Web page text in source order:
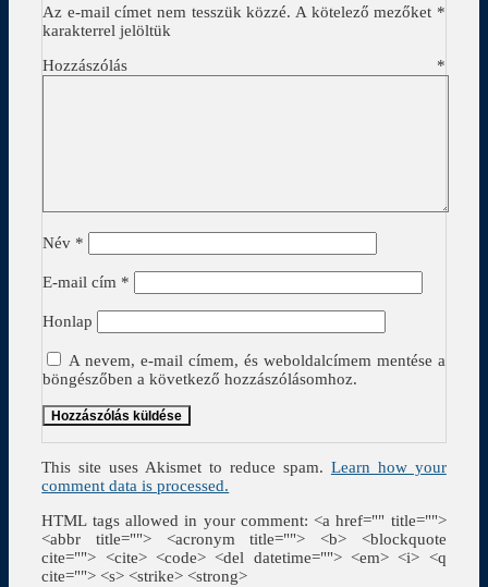
Az e-mail címet nem tesszük közzé. A kötelező mezőket *
karakterrel jelöltük
Hozzászólás *
Név *
E-mail cím *
Honlap
A nevem, e-mail címem, és weboldalcímem mentése a
böngészőben a következő hozzászólásomhoz.
This site uses Akismet to reduce spam. Learn how your
comment data is processed.
HTML tags allowed in your comment: <a href="" title="">
<abbr title=""> <acronym title=""> <b> <blockquote
cite=""> <cite> <code> <del datetime=""> <em> <i> <q
cite=""> <s> <strike> <strong>